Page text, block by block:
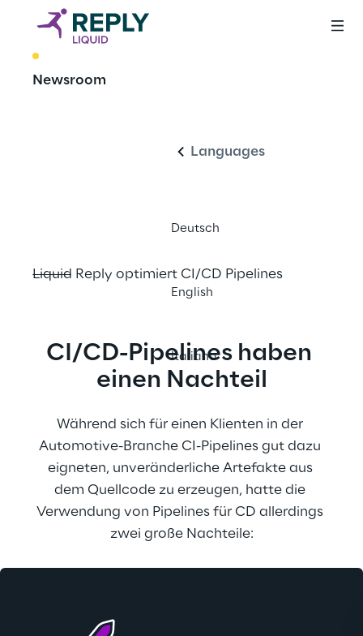
Newsroom
Languages
Deutsch
English
Italiano
komplexe
Liquid Reply optimiert CI/CD Pipelines
CI/CD-Pipelines haben
einen Nachteil
Während sich für einen Klienten in der
Automotive-Branche CI-Pipelines gut dazu
eigneten, unveränderliche Artefakte aus
dem Quellcode zu erzeugen, hatte die
Verwendung von Pipelines für CD allerdings
zwei große Nachteile: